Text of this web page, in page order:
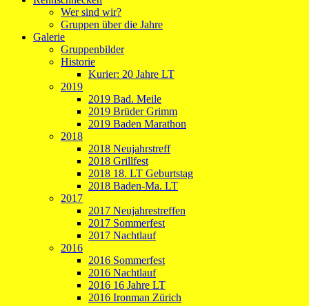
Wer sind wir?
Gruppen über die Jahre
Galerie
Gruppenbilder
Historie
Kurier: 20 Jahre LT
2019
2019 Bad. Meile
2019 Brüder Grimm
2019 Baden Marathon
2018
2018 Neujahrstreff
2018 Grillfest
2018 18. LT Geburtstag
2018 Baden-Ma. LT
2017
2017 Neujahrestreffen
2017 Sommerfest
2017 Nachtlauf
2016
2016 Sommerfest
2016 Nachtlauf
2016 16 Jahre LT
2016 Ironman Zürich